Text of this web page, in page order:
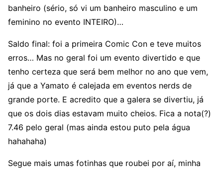
banheiro (sério, só vi um banheiro masculino e um
feminino no evento INTEIRO)…
Saldo final: foi a primeira Comic Con e teve muitos
erros… Mas no geral foi um evento divertido e que
tenho certeza que será bem melhor no ano que vem,
já que a Yamato é calejada em eventos nerds de
grande porte. E acredito que a galera se divertiu, já
que os dois dias estavam muito cheios. Fica a nota(?)
7.46 pelo geral (mas ainda estou puto pela água
hahahaha)
Segue mais umas fotinhas que roubei por aí, minha